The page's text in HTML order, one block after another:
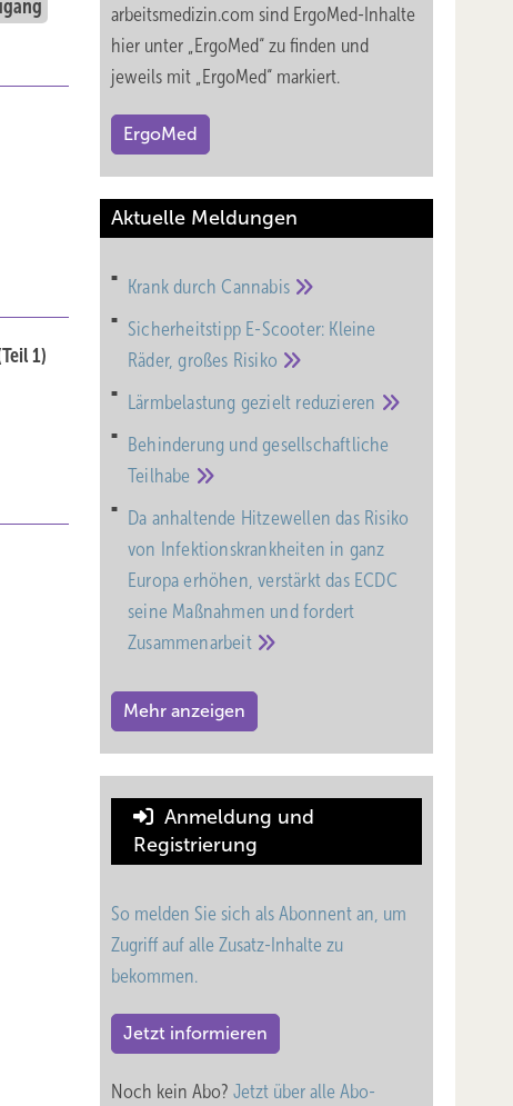
1)
arbeitsmedizin.com sind ErgoMed-Inhalte
hier unter „ErgoMed“ zu finden und
jeweils mit „ErgoMed“ markiert.
ErgoMed
Aktuelle Meldungen
Krank durchCannabis
Sicherheitstipp E-Scooter: Kleine
Räder, großes Risiko
Lärmbelastung gezielt reduzieren
Behinderung und gesell­schaft­liche
Teil­habe
Da anhaltende Hitzewellen das Risiko
von Infektionskrankheiten in ganz
Europa erhöhen, verstärkt das ECDC
seine Maßnahmen und fordert
Zusammenarbeit
Mehr anzeigen
Anmeldung und
Registrierung
So melden Sie sich als Abonnent an, um
Zugriff auf alle Zusatz-Inhalte zu
bekommen.
Jetzt informieren
Noch kein Abo? Jetzt über alle Abo-